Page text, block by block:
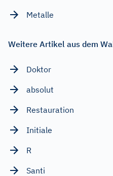
Metalle
Weitere Artikel aus dem
Doktor
absolut
Restauration
Initiale
R
Santi